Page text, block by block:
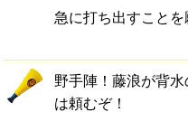
急に打ち出すこと
野手陣！藤浪が背
は頼むぞ！